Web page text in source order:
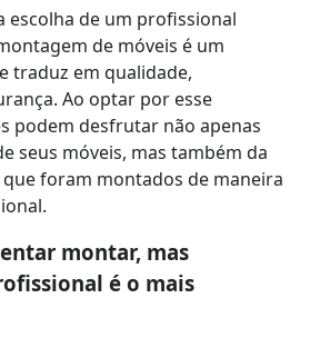
escolha de um profissional
de móveis é um
traduz em qualidade,
Ao optar por esse
podem desfrutar não apenas
seus móveis, mas também da
foram montados de maneira
montar, mas
é o mais